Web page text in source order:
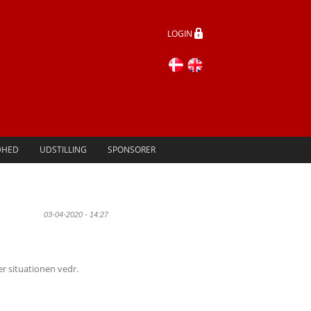
LOGIN
UDSTILLING SPONSORER
03-04-2020 - 14:27
situationen vedr.